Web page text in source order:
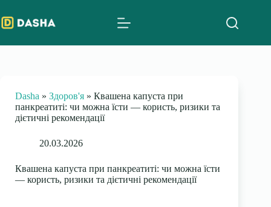
to
content
Dasha » Здоров'я » Квашена капуста при
панкреатиті: чи можна їсти — користь, ризики та
дієтичні рекомендації
20.03.2026
Квашена капуста при панкреатиті: чи можна їсти
— користь, ризики та дієтичні рекомендації